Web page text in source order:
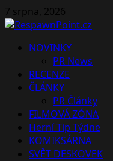
Skip
to
7 srpna, 2026
PrimaryNOVINKY
PR News
RECENZE
ČLÁNKY
PR Články
FILMOVÁ ZÓNA
Herní Tip Týdne
KOMIKSÁRNA
SVĚT DESKOVEK